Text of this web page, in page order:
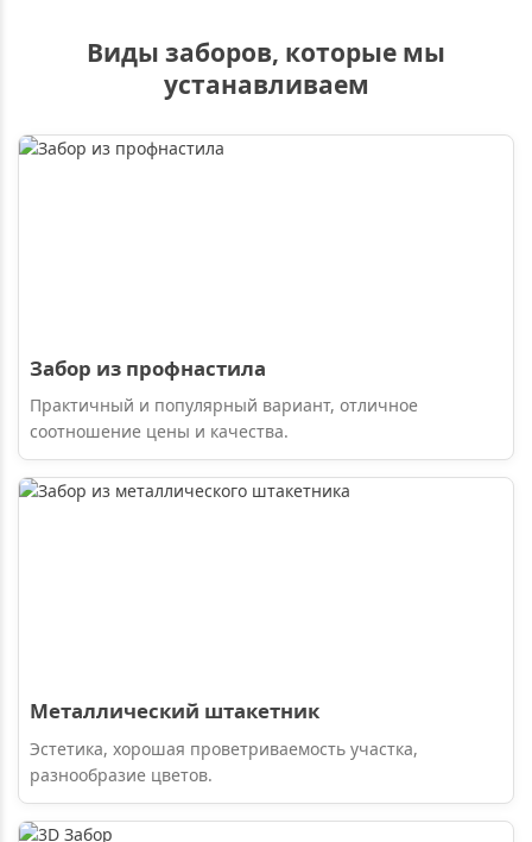
Виды заборов, которые мы
устанавливаем
Забор из профнастила
Практичный и популярный вариант, отличное
соотношение цены и качества.
Металлический штакетник
Эстетика, хорошая проветриваемость участка,
разнообразие цветов.